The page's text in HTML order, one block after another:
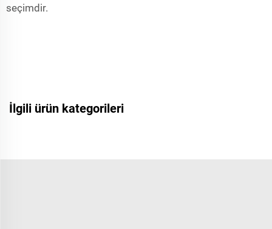
seçimdir.
İlgili ürün kategorileri